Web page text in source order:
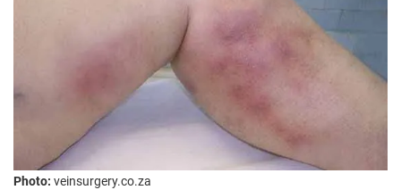
Photo: veinsurgery.co.za